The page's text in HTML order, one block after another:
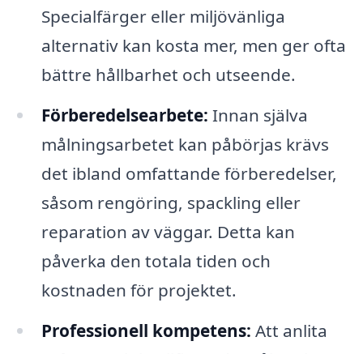
Specialfärger eller miljövänliga
alternativ kan kosta mer, men ger ofta
bättre hållbarhet och utseende.
Förberedelsearbete: Innan själva
målningsarbetet kan påbörjas krävs
det ibland omfattande förberedelser,
såsom rengöring, spackling eller
reparation av väggar. Detta kan
påverka den totala tiden och
kostnaden för projektet.
Professionell kompetens: Att anlita